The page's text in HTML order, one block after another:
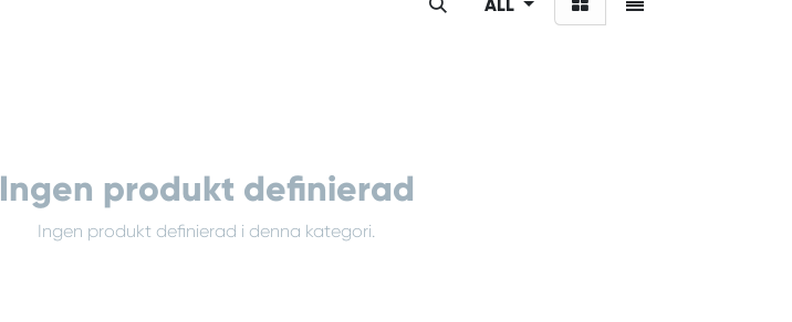
ALL
Ingen produkt definierad
Ingen produkt definierad i denna kategori.